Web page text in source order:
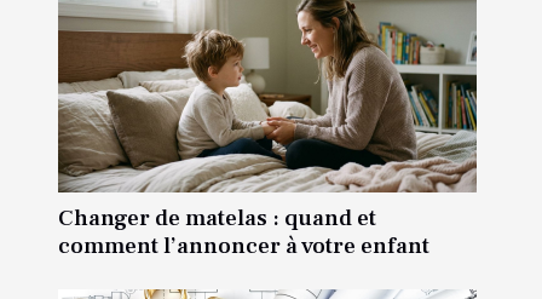
Changer de matelas : quand et
comment l’annoncer à votre enfant